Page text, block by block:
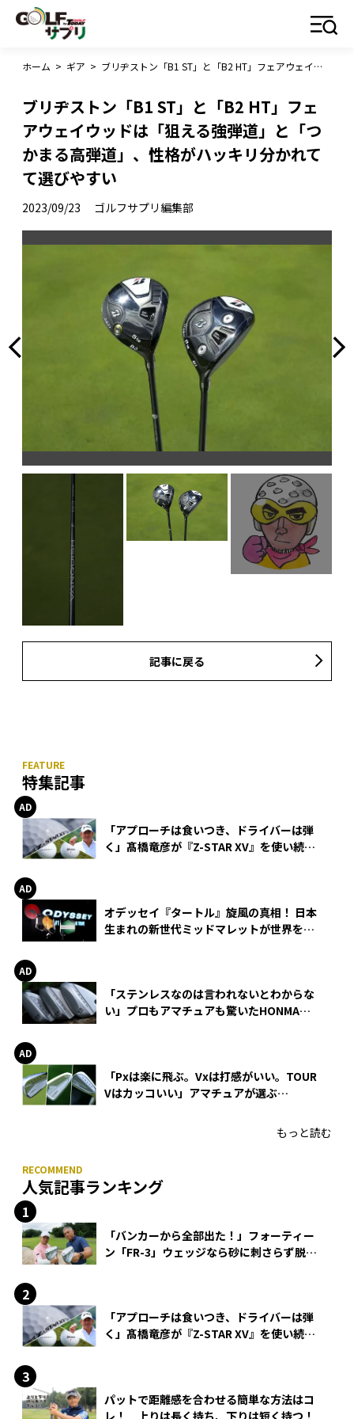
ホーム > ギア > ブリヂストン「B1 ST」と「B2 HT」フェアウェイウッドは「狙える強弾道」と「つかまる高弾道」、性格がハッキリ分かれてて選びやすい
ブリヂストン「B1 ST」と「B2 HT」フェ
アウェイウッドは「狙える強弾道」と「つ
かまる高弾道」、性格がハッキリ分かれて
て選びやすい
2023/09/23 ゴルフサプリ編集部
記事に戻る
特集記事
「アプローチは食いつき、ドライバーは弾
く」髙橋竜彦が『Z-STAR XV』を使い続け
オデッセイ『タートル』旋風の真相！ 日本
生まれの新世代ミッドマレットが世界を席
「ステンレスなのは言われないとわからな
い」プロもアマチュアも驚いたHONMA
「Pxは楽に飛ぶ。Vxは打感がいい。TOUR
Vはカッコいい」アマチュアが選ぶ
もっと読む
人気記事ランキング
「バンカーから全部出た！」フォーティー
ン「FR-3」ウェッジなら砂に刺さらず脱出
「アプローチは食いつき、ドライバーは弾
く」髙橋竜彦が『Z-STAR XV』を使い続け
パットで距離感を合わせる簡単な方法はコ